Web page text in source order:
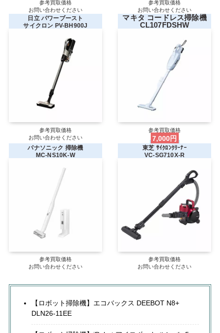
参考買取価格
お問い合わせください
参考買取価格
お問い合わせください
日立 パワーブースト
サイクロン PV-BH900J
参考買取価格
お問い合わせください
マキタ コードレス掃除機
CL107FDSHW
参考買取価格
7,000円
パナソニック 掃除機
MC-NS10K-W
参考買取価格
お問い合わせください
東芝 ｻｲｸﾛﾝｸﾘｰﾅｰ
VC-SG710X-R
参考買取価格
お問い合わせください
【ロボット掃除機】エコバックス DEEBOT N8+
DLN26-11EE